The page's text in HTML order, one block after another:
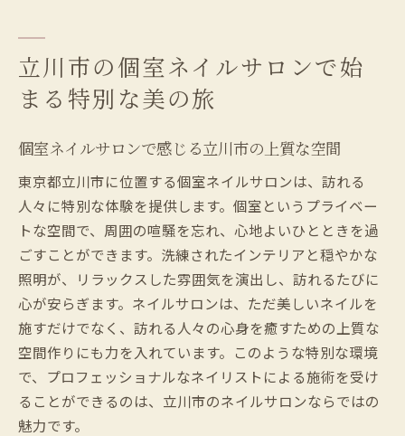
ュ
隠れ家のような立川市のネイルサロンでの
ひととき
ネイルサロン個室で訪れる美の新たな発見
立川市のネイルサロンで癒しを得る方法
心地よい空間が広がる立川市のネイルサロ
ン
立川市で体感する静かなネイルサロンの魅
力
ネイルサロンで味わう立川市ならではのリ
ラクゼーション
立川市のネイルサロンで得られる静寂のひ
ととき
立川市の個室ネイルサロンで始
まる特別な美の旅
個室ネイルサロンで感じる立川市の上質な空間
東京都立川市に位置する個室ネイルサロンは、訪れる
人々に特別な体験を提供します。個室というプライベー
トな空間で、周囲の喧騒を忘れ、心地よいひとときを過
ごすことができます。洗練されたインテリアと穏やかな
照明が、リラックスした雰囲気を演出し、訪れるたびに
心が安らぎます。ネイルサロンは、ただ美しいネイルを
施すだけでなく、訪れる人々の心身を癒すための上質な
空間作りにも力を入れています。このような特別な環境
で、プロフェッショナルなネイリストによる施術を受け
ることができるのは、立川市のネイルサロンならではの
魅力です。